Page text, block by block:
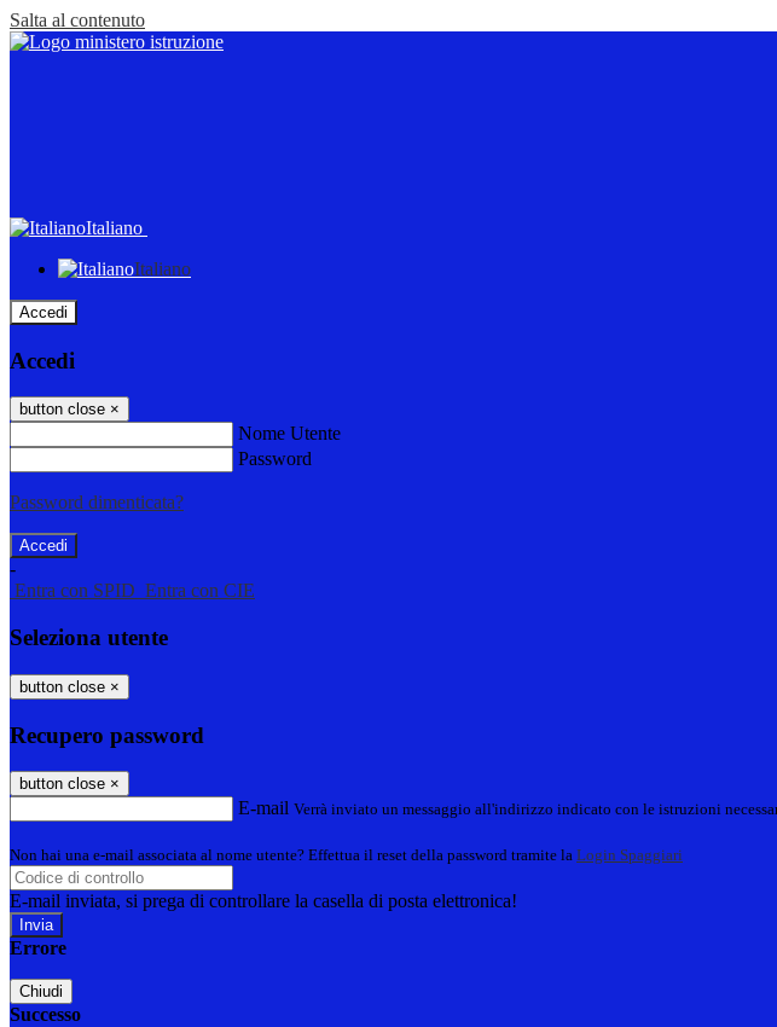
Salta al contenuto
Italiano
Italiano
Accedi
Accedi
button close ×
Nome Utente
Password
Password dimenticata?
-
Entra con SPID Entra con CIE
Seleziona utente
button close ×
Recupero password
button close ×
E-mail Verrà inviato un messaggio all'indirizzo indicato con le istruzioni
Non hai una e-mail associata al nome utente? Effettua il reset della password tramite la Login Spaggiari
E-mail inviata, si prega di controllare la casella di posta elettronica!
Errore
Chiudi
Successo